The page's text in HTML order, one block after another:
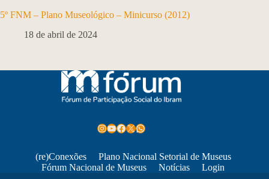
5º FNM – Plano Museológico – Minicurso (2012)
18 de abril de 2024
Instagram
Youtube
Facebook
X WhatsApp
(re)Conexões
Plano Nacional Setorial de Museus
Fórum Nacional de Museus
Notícias Login